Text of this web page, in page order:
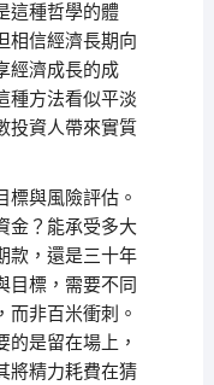
這種哲學的體
相信經濟長期向
經濟成長的成
種方法看似平淡
投資人帶來實質
標與風險評估。
金？能承受多大
款，還是三十年
目標，需要不同
而非百米衝刺。
是留在場上，
將精力耗費在猜